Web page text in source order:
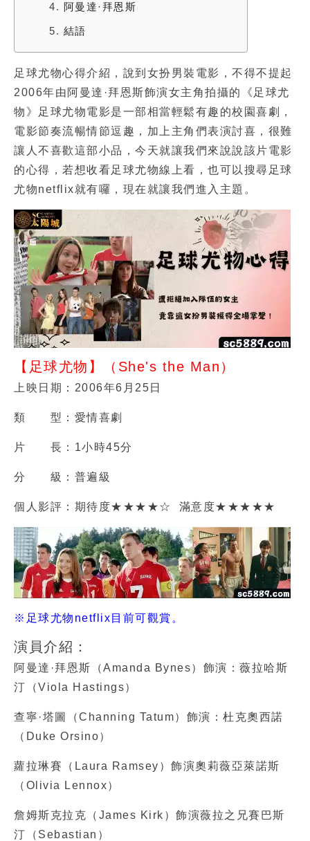
4. 阿曼達·拜恩斯
5. 結語
足球尤物心得介紹，說到女扮男裝電影，不得不提起
2006年由 阿曼達·拜恩斯飾演女主角拍攝的《 足球尤
物 》 足球尤物電影是一部相當輕鬆有趣的校園喜劇，
電影節奏流暢情節逗趣，加上主角們表演討喜，很難
讓人不喜歡這部小品，今天就讓我們來說說該片電影
的心得，若想收看足球尤物線上看 ，也可以搜尋 足球
尤物netflix就有囉，現在就讓我們進入主題。
【足球尤物】（She's the Man）
上映日期：2006年6月25日
類 型：愛情喜劇
片 長：1小時45分
分 級：普遍級
個人影評：期待度★★★★☆ 滿意度★★★★★
※足球尤物netflix目前可觀賞。
演員介紹：
阿曼達·拜恩斯（Amanda Bynes）飾演：薇拉哈斯
汀（Viola Hastings）
查寧·塔圖（Channing Tatum）飾演：杜克奧西諾
（Duke Orsino）
蘿拉琳賽（Laura Ramsey）飾演奧莉薇亞萊諾斯
（Olivia Lennox）
詹姆斯克拉克（James Kirk）飾演薇拉之兄賽巴斯
汀（Sebastian）